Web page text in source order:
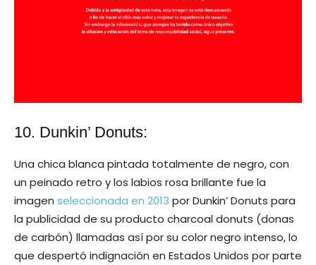
10. Dunkin’ Donuts:
Una chica blanca pintada totalmente de negro, con
un peinado retro y los labios rosa brillante fue la
imagen seleccionada en 2013 por Dunkin’ Donuts para
la publicidad de su producto charcoal donuts (donas
de carbón) llamadas así por su color negro intenso, lo
que despertó indignación en Estados Unidos por parte